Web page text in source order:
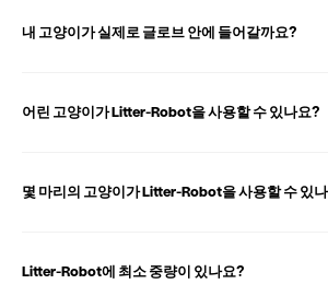
내 고양이가 실제로 글로브 안에 들어갈까요?
어린 고양이가 Litter-Robot을 사용할 수 있나요?
몇 마리의 고양이가 Litter-Robot을 사용할 수 있
Litter-Robot에 최소 중량이 있나요?